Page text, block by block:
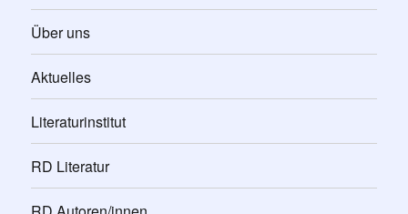
Über uns
Aktuelles
Literaturinstitut
RD Literatur